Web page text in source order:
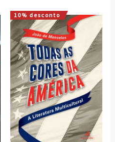
10% desconto
O
preço
original
era:
10,00 €.
O
preço
atual
é:
9,00 €.